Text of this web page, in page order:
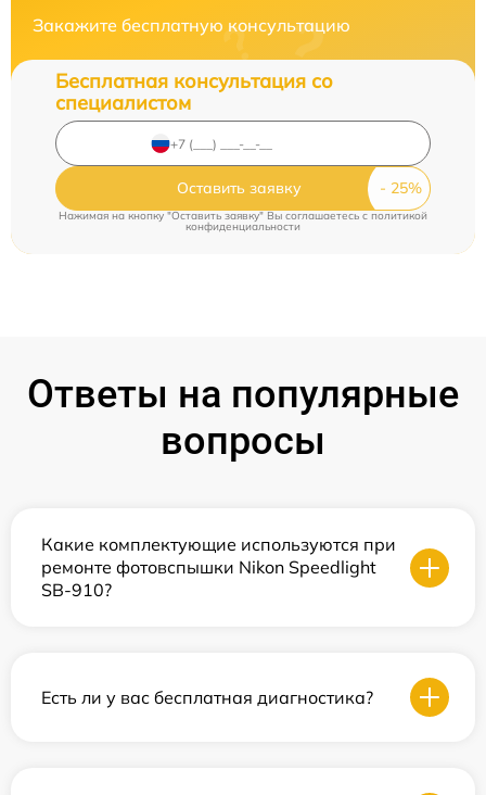
Закажите бесплатную консультацию
Бесплатная консультация со
специалистом
Оставить заявку
Нажимая на кнопку "Оставить заявку" Вы соглашаетесь c политикой
конфиденциальности
Ответы на популярные
вопросы
Какие комплектующие используются при
ремонте фотовспышки Nikon Speedlight
SB-910?
Есть ли у вас бесплатная диагностика?